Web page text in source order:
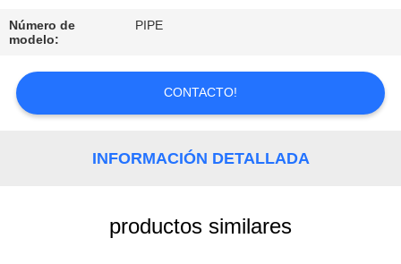
CONTACTA
CON
NOSOTROS
NOTICIAS
SOLICITAR
Número de
modelo:
PIPE
CONTACTO!
INFORMACIÓN DETALLADA
productos similares